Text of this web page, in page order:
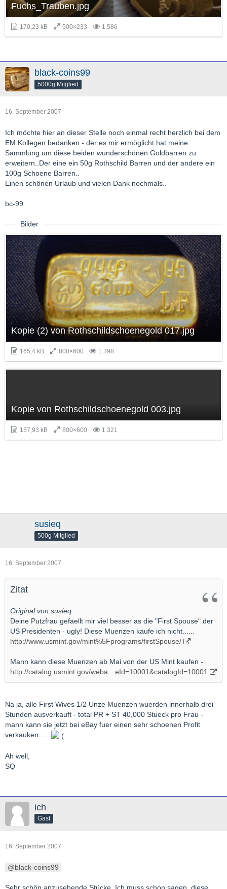
Fuchs_Trauben.jpg
170,23 kB 500×233 1.586
black-coins99
5000g Mitglied
16. September 2007
Ich möchte hier an dieser Stelle noch einmal recht herzlich bei dem
EM Kollegen bedanken - der es mir ermöglicht hat meine
Sammlung um diese beiden wunderschönen Goldbarren zu
erweitern..Der eine ein 50g Rothschild Barren und der andere ein
100g Schoene Barren..
Einen schönen Urlaub und vielen Dank nochmals..
bc-99
Bilder
Kopie (2) von Rothschildschoenegold 017.jpg
165,4 kB 800×600 1.398
Kopie von Rothschildschoenegold 003.jpg
157,93 kB 800×600 1.321
susieq
500g Mitglied
16. September 2007
Zitat
Original von susieq
Deine Putzfrau gefaellt mir viel besser as die "First Spouse" der
US Presidenten - ugly! Diese Muenzen kaufe ich nicht......
http://www.usmint.gov/mint%5Fprograms/firstSpouse/
Mann kann diese Muenzen ab Mai von der US Mint kaufen -
http://catalog.usmint.gov/weba…eId=10001&catalogId=10001
Na ja, alle First Wives 1/2 Unze Muenzen wuerden innerhalb drei
Stunden ausverkauft - total PR + ST 40,000 Stueck pro Frau -
mann kann sie jetzt bei eBay fuer einen sehr schoenen Profit
verkauken.....
Ah well,
SQ
ich
Gast
16. September 2007
black-coins99
Sehr schön anzusehende Stücke. Ich muss schon sagen, diese